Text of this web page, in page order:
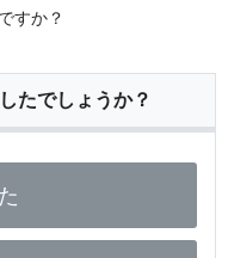
すか？
たでしょうか？